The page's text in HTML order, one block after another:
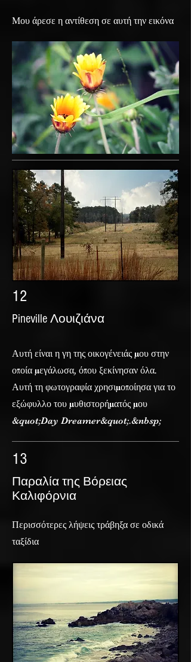
Μου άρεσε η αντίθεση σε αυτή την εικόνα
12
Pineville Λουιζιάνα
Αυτή είναι η γη της οικογένειάς μου στην
οποία μεγάλωσα, όπου ξεκίνησαν όλα.
Αυτή τη φωτογραφία χρησιμοποίησα για το
εξώφυλλο του μυθιστορήματός μου
&quot;Day Dreamer&quot;.&nbsp;
13
Παραλία της Βόρειας
Καλιφόρνια
Περισσότερες λήψεις τράβηξα σε οδικά
ταξίδια